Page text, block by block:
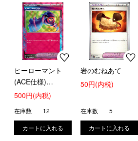
ヒーローマント
(ACE仕様)
(029/043)
500円(内税)
在庫数 12
岩のむねあて
50円(内税)
在庫数 5